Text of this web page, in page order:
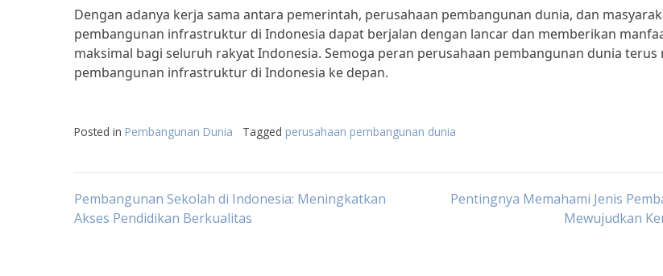
Dengan adanya kerja sama antara pemerintah, perusahaan pembangunan dunia, dan
pembangunan infrastruktur di Indonesia dapat berjalan dengan lancar dan memberikan
maksimal bagi seluruh rakyat Indonesia. Semoga peran perusahaan pembangunan dunia
pembangunan infrastruktur di Indonesia ke depan.
Posted in Pembangunan Dunia Tagged perusahaan pembangunan dunia
Post
Pembangunan Sekolah di Indonesia: Meningkatkan
Akses Pendidikan Berkualitas
Pentingnya Memahami Jenis
Mewujudkan